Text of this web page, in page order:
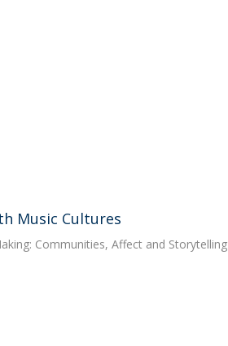
Music Cultures
Communities, Affect and Storytelling